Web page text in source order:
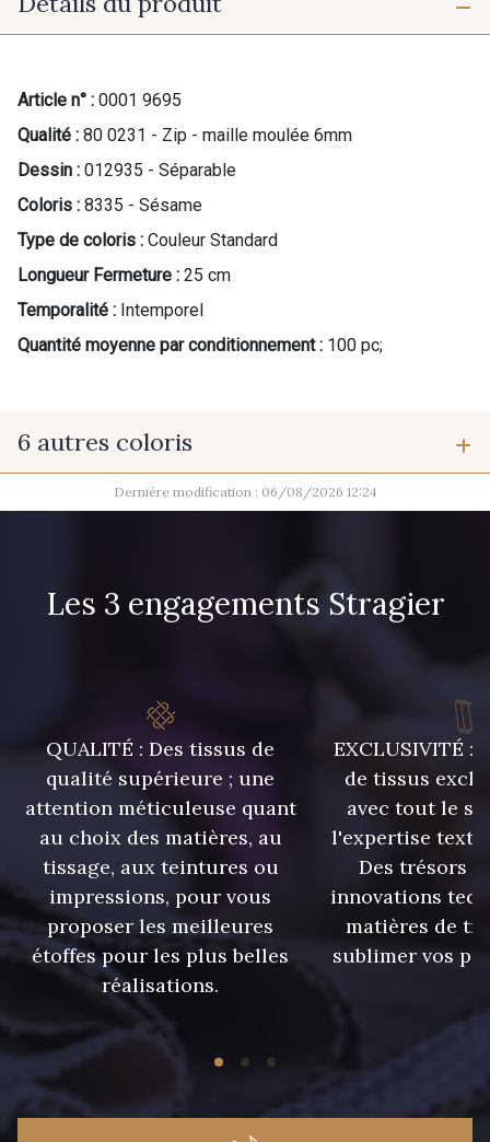
Article n° : 0001 9695
Qualité : 80 0231 - Zip - maille moulée 6mm
Dessin : 012935 - Séparable
Coloris : 8335 - Sésame
Type de coloris : Couleur Standard
Longueur Fermeture : 25 cm
Temporalité : Intemporel
Quantité moyenne par conditionnement : 100 pc;
6 autres coloris
10014 - Taffy 10015 - Tan
Dernière modification : 06/08/2026 12:24
Les 3 engagements Stragier
QUALITÉ : Des tissus de
qualité supérieure ; une
attention méticuleuse quant
au choix des matières, au
tissage, aux teintures ou
impressions, pour vous
proposer les meilleures
étoffes pour les plus belles
réalisations.
EXCLUSIVITÉ :
de tissus
avec tout le
l'expertise
Des trésors
innovations
matières de
sublimer vos